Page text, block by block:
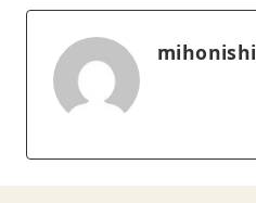
mihonishi